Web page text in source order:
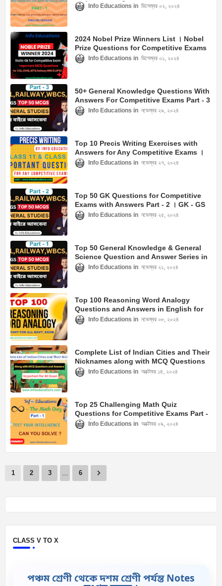
। পশ্চিমবঙ্গ ফুড SIপরীক্ষার প্রশ্নপত্র ও তার সমাধান
Info Educations ডিসেম্বর ০২, ২০২৪
2024 Nobel Prize Winners List । Nobel
Prize Questions for Competitive Exams
। Static GK
Info Educations ডিসেম্বর ০১, ২০২৪
50+ General Knowledge Questions With
Answers For Competitive Exams Part - 3
Info Educations নভেম্বর ২৯, ২০২৪
Top 10 Precis Writing Exercises with
Answers for Any Competitive Exams ।
English Writing Suggestions
Info Educations নভেম্বর ২৭, ২০২৪
Top 50 GK Questions for Competitive
Exams with Answers Part - 2 । GK - GS
প্রশ্ন ও উত্তর
Info Educations নভেম্বর ২৫, ২০২৪
Top 50 General Knowledge & General
Science Question and Answer Series in
English Part- 1
Info Educations নভেম্বর ২১, ২০২৪
Top 100 Reasoning Word Analogy
Questions and Answers in English for
All Government Exams । Info
Educations
Info Educations নভেম্বর ০৮, ২০২৪
Complete List of Indian Cities and Their
Nicknames along with MCQ Questions
and Answers
Info Educations অক্টোবর ১৪, ২০২৪
Top 25 Challenging Math Quiz
Questions for Competitive Exams Part -
1। গনিত কুইজ প্রশ্ন ও উত্তর
Info Educations অক্টোবর ০৯, ২০২৪
1 2 3 ... 6
CLASS V TO X
পঞ্চম শ্রেণী থেকে দশম শ্রেণী পর্যন্ত Notes